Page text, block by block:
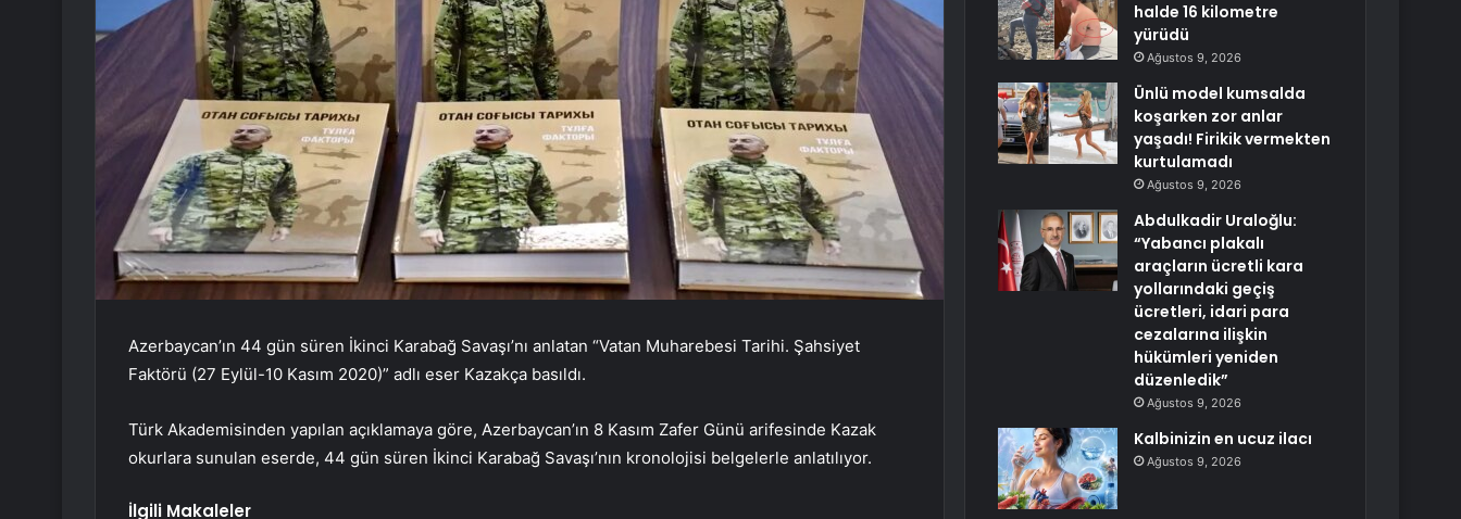
Azerbaycan’ın 44 gün süren İkinci Karabağ Savaşı’nı anlatan “Vatan Muharebesi Tarihi. Şahsiyet
Faktörü (27 Eylül-10 Kasım 2020)” adlı eser Kazakça basıldı.
Türk Akademisinden yapılan açıklamaya göre, Azerbaycan’ın 8 Kasım Zafer Günü arifesinde Kazak
okurlara sunulan eserde, 44 gün süren İkinci Karabağ Savaşı’nın kronolojisi belgelerle anlatılıyor.
İlgili Makaleler
halde 16 kilometre
yürüdü
Ağustos 9, 2026
Ünlü model kumsalda
koşarken zor anlar
yaşadı! Firikik vermekten
kurtulamadı
Ağustos 9, 2026
Abdulkadir Uraloğlu:
“Yabancı plakalı
araçların ücretli kara
yollarındaki geçiş
ücretleri, idari para
cezalarına ilişkin
hükümleri yeniden
düzenledik”
Ağustos 9, 2026
Kalbinizin en ucuz ilacı
Ağustos 9, 2026